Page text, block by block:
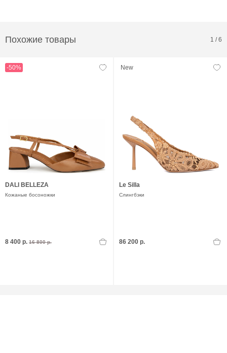
Похожие товары 1 /6
-50%
DALI BELLEZA
Кожаные босоножки
8 400 р. 16 800 р.
New
Le Silla
Слингбэки
86 200 р.